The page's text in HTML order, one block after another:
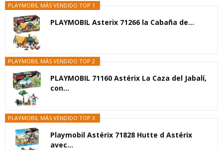
PLAYMOBIL MÁS VENDIDO TOP 1
PLAYMOBIL Asterix 71266 la Cabaña de...
PLAYMOBIL MÁS VENDIDO TOP 2
PLAYMOBIL 71160 Astérix La Caza del Jabalí,
con...
PLAYMOBIL MÁS VENDIDO TOP 3
Playmobil Astérix 71828 Hutte d Astérix
avec...